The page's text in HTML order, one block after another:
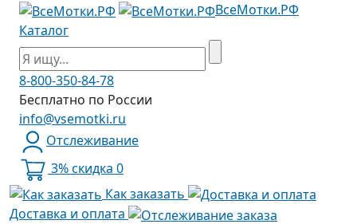
ВсеМотки.РФ
Каталог
8-800-350-84-78
Бесплатно по России
info@vsemotki.ru
Отслеживание
3% скидка 0
Как заказать
Доставка и оплата